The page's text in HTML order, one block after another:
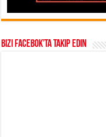
Bizi Facebok’ta takip edin